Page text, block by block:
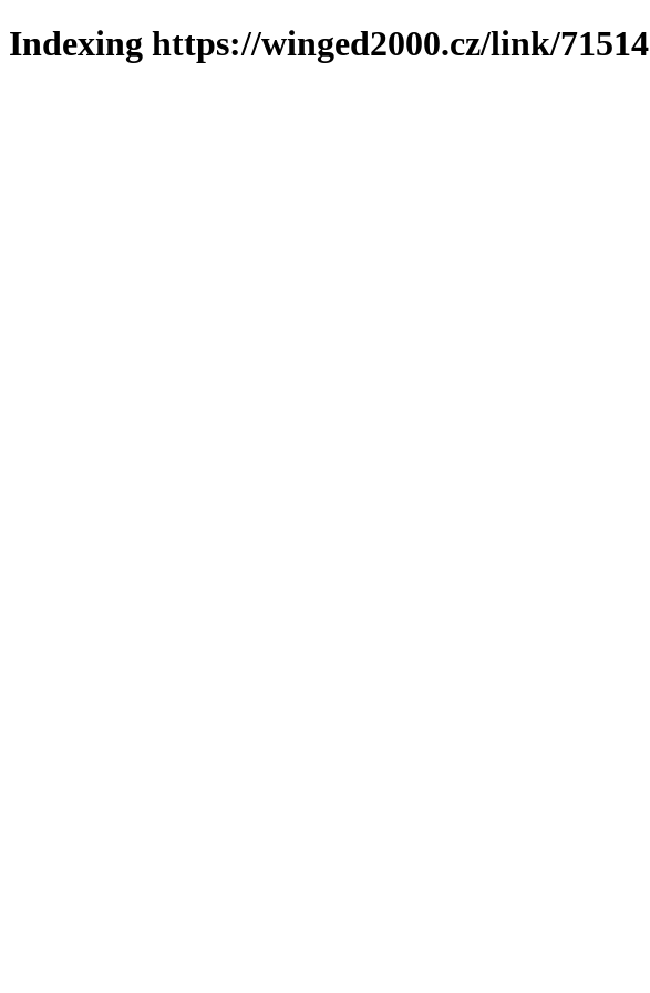
Indexing https://winged2000.cz/link/71514